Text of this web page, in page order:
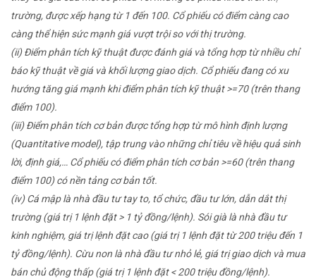
trường, được xếp hạng từ 1 đến 100. Cổ phiếu có điểm càng cao
càng thể hiện sức mạnh giá vượt trội so với thị trường.
(ii) Điểm phân tích kỹ thuật được đánh giá và tổng hợp từ nhiều chỉ
báo kỹ thuật về giá và khối lượng giao dịch. Cổ phiếu đang có xu
hướng tăng giá mạnh khi điểm phân tích kỹ thuật >=70 (trên thang
điểm 100).
(iii) Điểm phân tích cơ bản được tổng hợp từ mô hình định lượng
(Quantitative model), tập trung vào những chỉ tiêu về hiệu quả sinh
lời, định giá,… Cổ phiếu có điểm phân tích cơ bản >=60 (trên thang
điểm 100) có nền tảng cơ bản tốt.
(iv) Cá mập là nhà đầu tư tay to, tổ chức, đầu tư lớn, dẫn dắt thị
trường (giá trị 1 lệnh đặt > 1 tỷ đồng/lệnh). Sói già là nhà đầu tư
kinh nghiệm, giá trị lệnh đặt cao (giá trị 1 lệnh đặt từ 200 triệu đến 1
tỷ đồng/lệnh). Cừu non là nhà đầu tư nhỏ lẻ, giá trị giao dịch và mua
bán chủ động thấp (giá trị 1 lệnh đặt < 200 triệu đồng/lệnh).